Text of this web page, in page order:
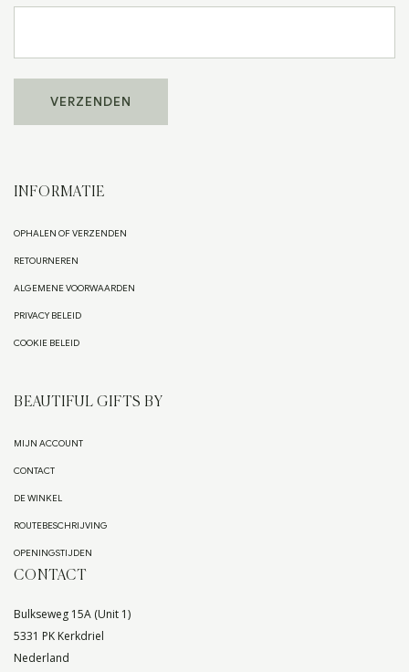
INFORMATIE
OPHALEN OF VERZENDEN
RETOURNEREN
ALGEMENE VOORWAARDEN
PRIVACY BELEID
COOKIE BELEID
BEAUTIFUL GIFTS BY
MIJN ACCOUNT
CONTACT
DE WINKEL
ROUTEBESCHRIJVING
OPENINGSTIJDEN
CONTACT
Bulkseweg 15A (Unit 1)
5331 PK Kerkdriel
Nederland